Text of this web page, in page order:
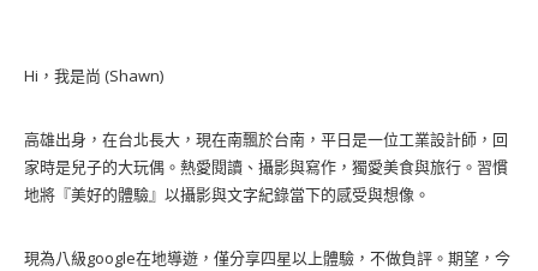
Hi，我是尚 (Shawn)
高雄出身，在台北長大，現在南飄於台南，平日是一位工業設計師，回
家時是兒子的大玩偶。熱愛閱讀、攝影與寫作，獨愛美食與旅行。習慣
地將『美好的體驗』以攝影與文字紀錄當下的感受與想像。
現為八級google在地導遊，僅分享四星以上體驗，不做負評。期望，今